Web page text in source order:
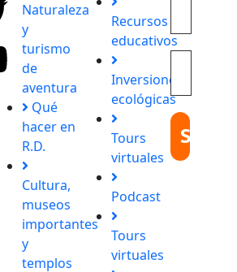
Naturaleza
y
turismo
de
aventura
Qué
hacer en
R.D.
Cultura,
museos
importantes
y
templos
Recursos
educativos
Inversiones
ecológicas
Tours
virtuales
Podcast
Tours
virtuales